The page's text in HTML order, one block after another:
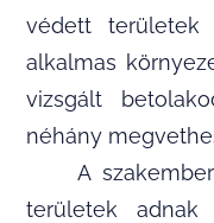
védett területek
alkalmas
vizsgált
néhány
A
területek adnak